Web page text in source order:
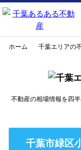
ホーム 千葉エリアの
不動産の相場情報を四
千葉市緑区